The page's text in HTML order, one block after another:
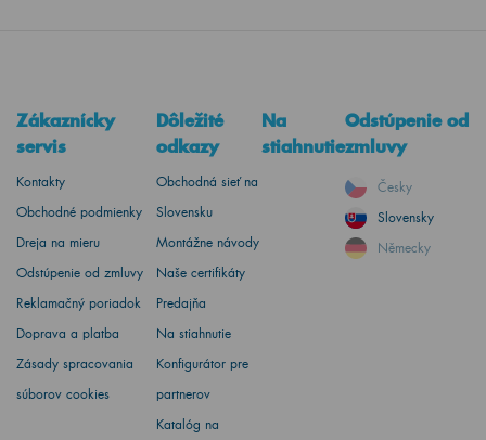
Zákaznícky
servis
Kontakty
Obchodné podmienky
Dreja na mieru
Odstúpenie od zmluvy
Reklamačný poriadok
Doprava a platba
Zásady spracovania
súborov cookies
Dôležité
odkazy
Obchodná sieť na
Slovensku
Montážne návody
Naše certifikáty
Predajňa
Na stiahnutie
Konfigurátor pre
partnerov
Katalóg na
Na
stiahnutie
Odstúpenie od
zmluvy
Česky
Slovensky
Německy